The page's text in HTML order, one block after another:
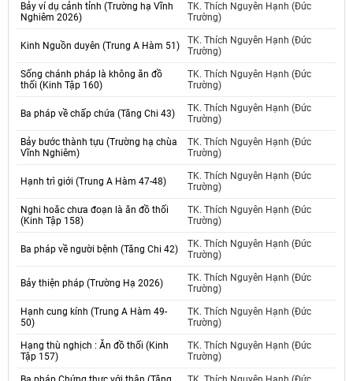
Bảy ví dụ cảnh tỉnh (Trường hạ Vĩnh
Nghiêm 2026)
TK. Thích Nguyên Hạnh (Đức
Trường)
Kinh Nguồn duyên (Trung A Hàm 51)
TK. Thích Nguyên Hạnh (Đức
Trường)
Sống chánh pháp là không ăn đồ
thối (Kinh Tập 160)
TK. Thích Nguyên Hạnh (Đức
Trường)
Ba pháp về chấp chứa (Tăng Chi 43)
TK. Thích Nguyên Hạnh (Đức
Trường)
Bảy bước thành tựu (Trường hạ chùa
Vĩnh Nghiêm)
TK. Thích Nguyên Hạnh (Đức
Trường)
Hạnh trì giới (Trung A Hàm 47-48)
TK. Thích Nguyên Hạnh (Đức
Trường)
Nghi hoăc chưa đoạn là ăn đồ thối
(Kinh Tập 158)
TK. Thích Nguyên Hạnh (Đức
Trường)
Ba pháp về người bệnh (Tăng Chi 42)
TK. Thích Nguyên Hạnh (Đức
Trường)
Bảy thiện pháp (Trường Hạ 2026)
TK. Thích Nguyên Hạnh (Đức
Trường)
Hạnh cung kính (Trung A Hàm 49-
50)
TK. Thích Nguyên Hạnh (Đức
Trường)
Hạng thù nghịch : Ăn đồ thối (Kinh
Tập 157)
TK. Thích Nguyên Hạnh (Đức
Trường)